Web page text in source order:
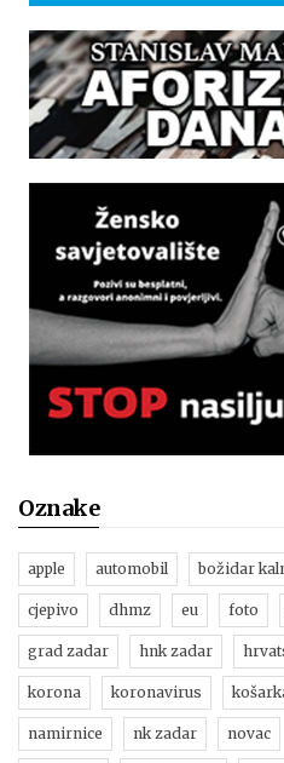
Oznake
apple automobil božidar
cjepivo dhmz eu foto
grad zadar hnk zadar
korona koronavirus
namirnice nk zadar novac